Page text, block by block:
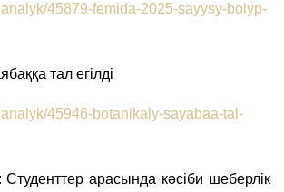
45879-femida-2025-sayysy-bolyp-
тал егілді
45946-botanikaly-sayabaa-tal-
Студенттер арасында кәсіби шеберлік